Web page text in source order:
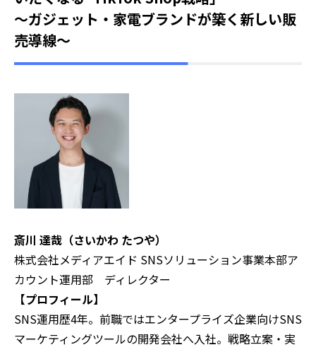
〜ガジェット・家電ブランドが築く新しい販
売導線〜
斎川 達哉（さいかわ たつや）
株式会社メディアエイド SNSソリューション事業本部ア
カウント運用部 ディレクター
【プロフィール】
SNS運用歴4年。前職ではエンタープライズ企業向けSNS
マーケティングツールの開発会社へ入社。戦略立案・実